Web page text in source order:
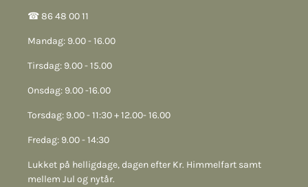
☎︎ 86 48 00 11
Mandag: 9.00 - 16.00
Tirsdag: 9.00 - 15.00
Onsdag: 9.00 -16.00
Torsdag: 9.00 - 11:30 + 12.00- 16.00
Fredag: 9.00 - 14:30
Lukket på helligdage, dagen efter Kr. Himmelfart samt
mellem Jul og nytår.